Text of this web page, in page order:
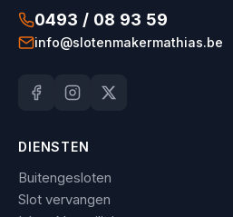
0493 / 08 93 59
info@slotenmakermathias.be
DIENSTEN
Buitengesloten
Slot vervangen